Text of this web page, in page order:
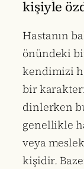
kişiyle
Hastanın
önündeki
kendimizi
bir
dinlerken
genellikle
veya
kişidir.